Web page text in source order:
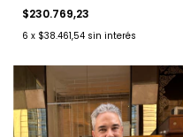
$230.769,23
6 x $38.461,54 sin interés